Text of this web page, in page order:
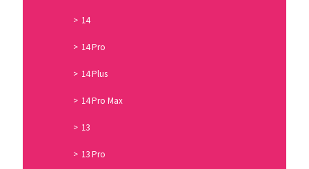
14
14 Pro
14 Plus
14 Pro Max
13
13 Pro